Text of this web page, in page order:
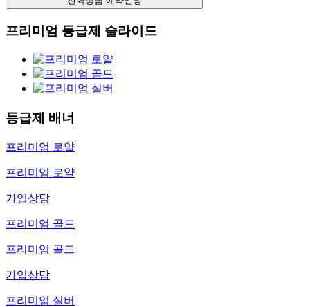
프리미엄 등급제 슬라이드
등급제 배너
프리미엄 로얄
프리미엄 로얄
가입상담
프리미엄 골드
프리미엄 골드
가입상담
프리미엄 실버